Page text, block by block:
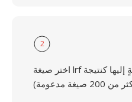
2
اختر صيغة lrf أو أية صيغة أخرى أنت بحاجةٍ إليها كنتيجة
200 صيغة مدعومة)